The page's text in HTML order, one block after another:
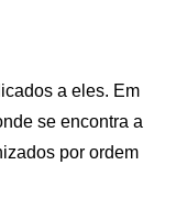
a eles. Em
se encontra a
por ordem